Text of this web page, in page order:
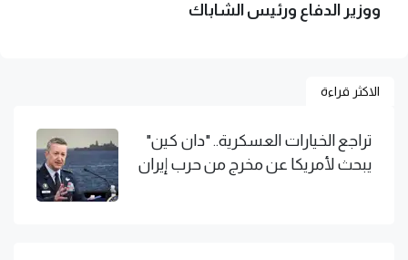
ووزير الدفاع ورئيس الشاباك
الاكثر قراءة
تراجع الخيارات العسكرية.. "دان كين"
يبحث لأمريكا عن مخرج من حرب إيران